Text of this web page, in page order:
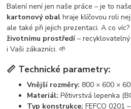
Balení není jen naše práce – je to
kartonový obal hraje klíčovou roli
ale také při jejich prezentaci. A co
životnímu prostředí– recyklovatelný
i Vaši zákazníci. 🌱
📏 Technické parametry:
Vnější rozměry: 800 × 600 ×
Materiál: Pětivrstvá lepenka
Typ konstrukce: FEFCO 0201